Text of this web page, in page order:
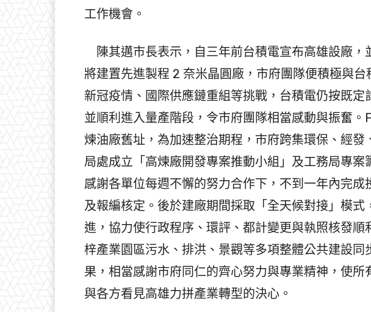
工作機會。
陳其邁市長表示，自三年前台積電宣布高雄設廠，
將建置先進製程 2 奈米晶圓廠，市府團隊便積極與
新冠疫情、國際供應鏈重組等挑戰，台積電仍按既定
並順利進入量產階段，令市府團隊相當感動與振奮。
煉油廠舊址，為加速整治期程，市府跨集環保、經發
局處成立「高煉廠開發專案推動小組」及工務局專案
感謝各單位每週不懈的努力合作下，不到一年內完成
及報編核定。後於建廠期間採取「全天候對接」模式
進，協力使行政程序、環評、都計變更與執照核發順
梓產業園區污水、排洪、景觀等多項整體公共建設同
果，相當感謝市府同仁的齊心努力與專業精神，使所
與各方看見高雄力拼產業轉型的決心。